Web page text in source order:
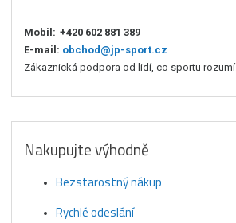
Mobil: +420 602 881 389
E-mail: obchod@jp-sport.cz
Zákaznická podpora od lidí, co sportu rozumí.
Nakupujte výhodně
Bezstarostný nákup
Rychlé odeslání